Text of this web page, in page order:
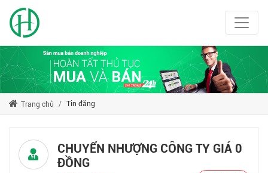
Trang chủ Tin đăng
CHUYỂN NHƯỢNG CÔNG TY GIÁ 0
ĐỒNG